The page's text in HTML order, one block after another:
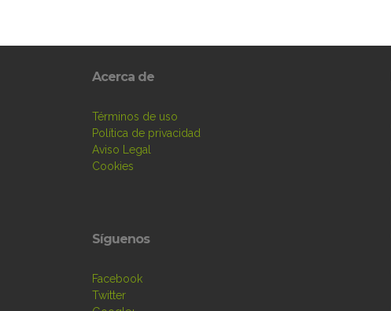
Acerca de
Términos de uso
Política de privacidad
Aviso Legal
Cookies
Síguenos
Facebook
Twitter